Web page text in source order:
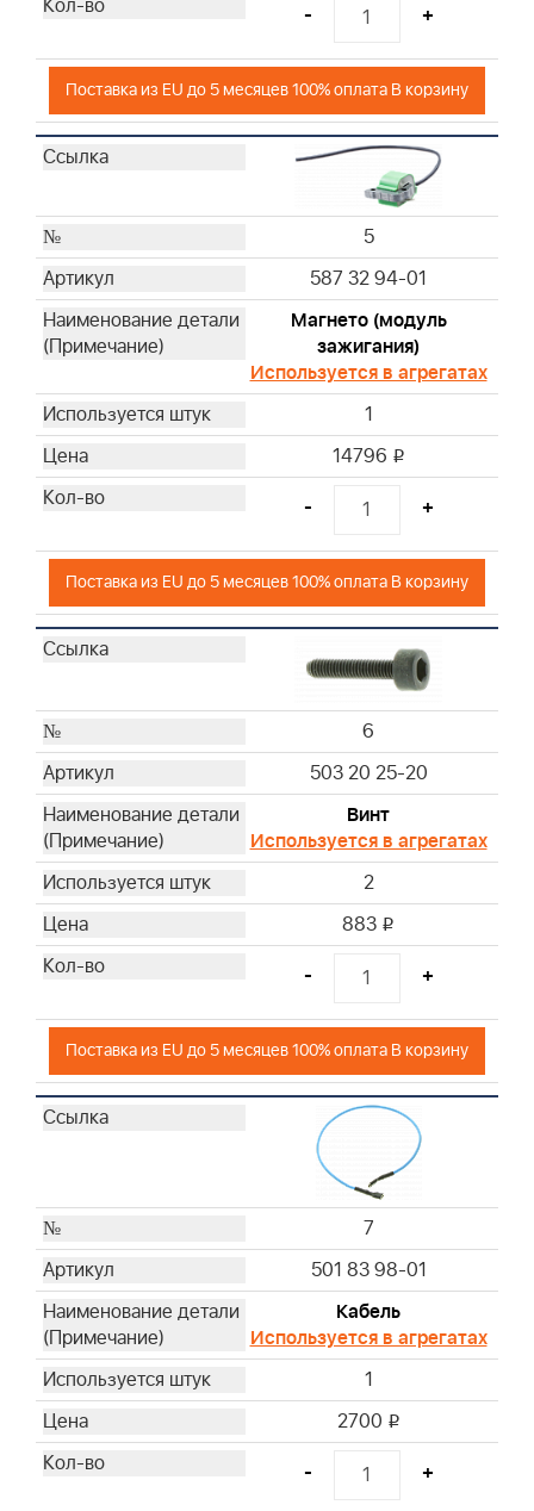
- +
Поставка из EU до 5 месяцев 100% оплата В корзину
5
587 32 94-01
Магнето (модуль
зажигания)
Используется в агрегатах
1
14796 i
- +
Поставка из EU до 5 месяцев 100% оплата В корзину
6
503 20 25-20
Винт
Используется в агрегатах
2
883 i
- +
Поставка из EU до 5 месяцев 100% оплата В корзину
7
501 83 98-01
Кабель
Используется в агрегатах
1
2700 i
- +